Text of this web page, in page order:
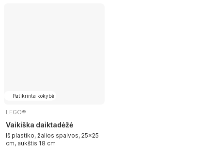
Patikrinta kokybė
LEGO®
Vaikiška daiktadėžė
Iš plastiko, žalios spalvos, 25x25
cm, aukštis 18 cm